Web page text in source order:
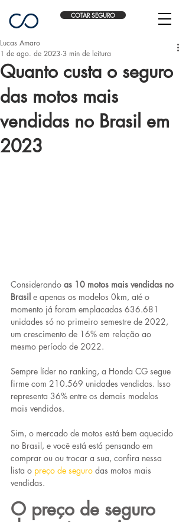
COTAR SEGURO
Quanto custa o seguro
das motos mais
vendidas no Brasil em
2023
Lucas Amaro
1 de ago. de 2023 3 min de leitura
Considerando as 10 motos mais vendidas no
Brasil e apenas os modelos 0km, até o
momento já foram emplacadas 636.681
unidades só no primeiro semestre de 2022,
um crescimento de 16% em relação ao
mesmo período de 2022.
Sempre líder no ranking, a Honda CG segue
firme com 210.569 unidades vendidas. Isso
representa 36% entre os demais modelos
mais vendidos.
Sim, o mercado de motos está bem aquecido
no Brasil, e você está está pensando em
comprar ou ou trocar a sua, confira nessa
lista o preço de seguro das motos mais
vendidas.
O preço de seguro